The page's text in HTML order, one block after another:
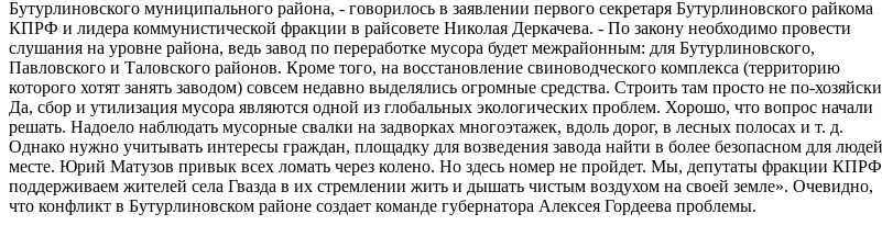
Бутурлиновского муниципального района, - говорилось в заявлении первого секретаря Бутурлиновского райкома
КПРФ и лидера коммунистической фракции в райсовете Николая Деркачева. - По закону необходимо провести
слушания на уровне района, ведь завод по переработке мусора будет межрайонным: для Бутурлиновского,
Павловского и Таловского районов. Кроме того, на восстановление свиноводческого комплекса (территорию
которого хотят занять заводом) совсем недавно выделялись огромные средства. Строить там просто не по-
Да, сбор и утилизация мусора являются одной из глобальных экологических проблем. Хорошо, что вопрос начали
решать. Надоело наблюдать мусорные свалки на задворках многоэтажек, вдоль дорог, в лесных полосах и т. д.
Однако нужно учитывать интересы граждан, площадку для возведения завода найти в более безопасном для людей
месте. Юрий Матузов привык всех ломать через колено. Но здесь номер не пройдет. Мы, депутаты фракции
поддерживаем жителей села Гвазда в их стремлении жить и дышать чистым воздухом на своей земле». Очевидно,
что конфликт в Бутурлиновском районе создает команде губернатора Алексея Гордеева проблемы.